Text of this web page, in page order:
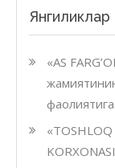
Янгиликлар
«AS
«TOSHLOQ